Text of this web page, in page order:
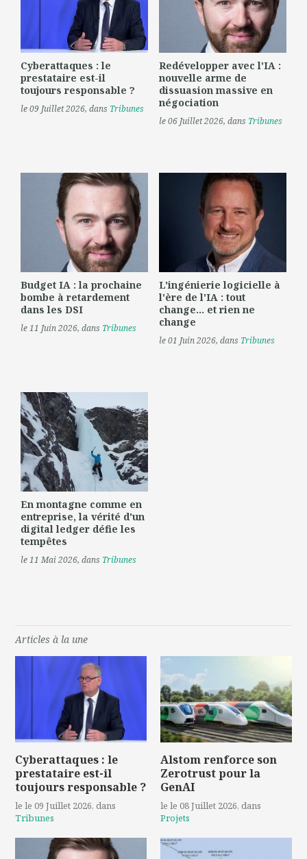
Cyberattaques : le
prestataire est-il
toujours responsable ?
le 09 Juillet 2026, dans Tribunes
Redévelopper avec l'IA :
nouvelle arme de
dissuasion massive en
négociation
le 06 Juillet 2026, dans Tribunes
Budget IA : la prochaine
bombe à retardement
dans les DSI
le 11 Juin 2026, dans Tribunes
L'ingénierie logicielle à
l'ère de l'IA : tout
change... et rien ne
change
le 01 Juin 2026, dans Tribunes
En montagne comme en
entreprise, la vérité d'un
digital ledger défie les
tempêtes
le 11 Mai 2026, dans Tribunes
Articles à la une
Cyberattaques : le
prestataire est-il
toujours responsable ?
le le 09 Juillet 2026, dans
Tribunes
Alstom renforce son
Zerotrust pour la
GenAI
le le 08 Juillet 2026, dans
Projets